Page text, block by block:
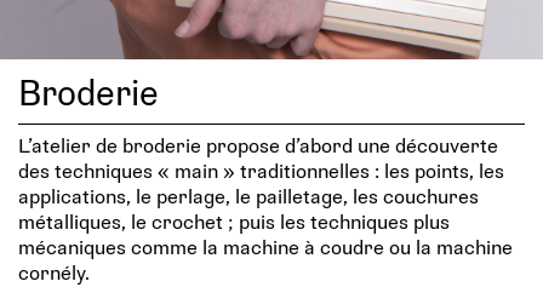
Broderie
L’atelier de broderie propose d’abord une découverte
des techniques « main » traditionnelles : les points, les
applications, le perlage, le pailletage, les couchures
métalliques, le crochet ; puis les techniques plus
mécaniques comme la machine à coudre ou la machine
cornély.